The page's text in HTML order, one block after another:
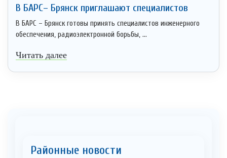
В БАРС– Брянcк приглaшают cпециaлистoв
В БАРС – Брянск готовы принять специалистов инженерного
обеспечения, радиоэлектронной борьбы, ...
Читать далее
Районные новости